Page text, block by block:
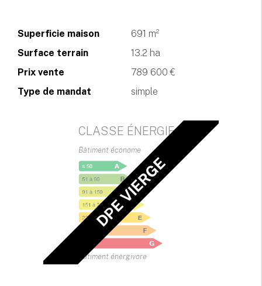
Superficie maison
691 m²
Surface terrain
13.2 ha
Prix vente
789 600 €
Type de mandat
simple
CLASSE ÉNERGIE
Bâtiment économe
Bâtiment énergivore
DPE VIERGE